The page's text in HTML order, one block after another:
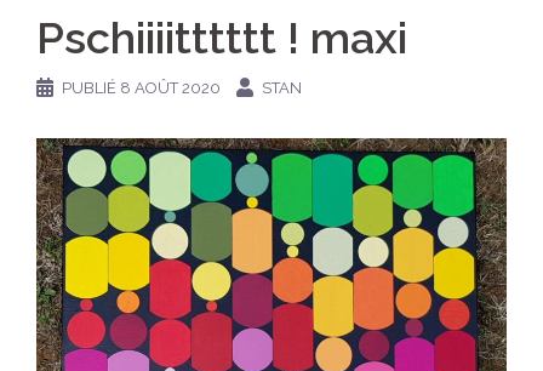
Pschiiiitttttt ! maxi
PUBLIÉ 8 AOÛT 2020 STAN